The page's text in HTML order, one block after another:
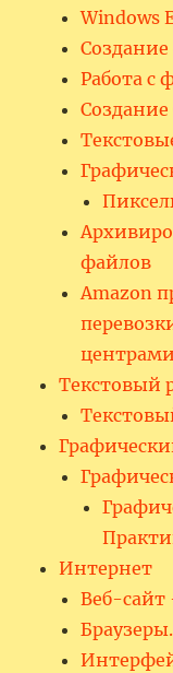
Windows
Работа с
файлов
Amazon
Текстовый
Интернет
Веб-сайт